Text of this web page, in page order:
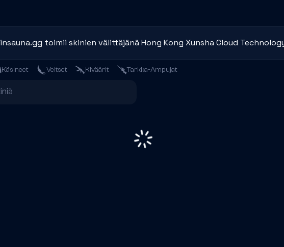
toimii skinien välittäjänä Hong Kong Xunsha Cloud
Käsineet Veitset Kiväärit Tarkka-Ampujat